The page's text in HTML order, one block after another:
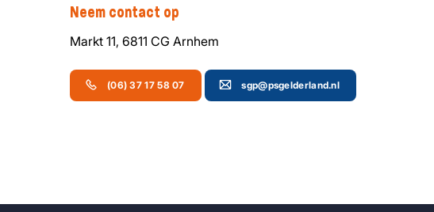
Neem contact op
Markt 11, 6811 CG Arnhem
(06) 37 17 58 07 sgp@psgelderland.nl